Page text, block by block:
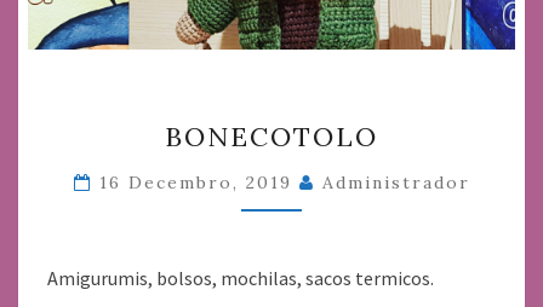
BONECOTOLO
16 Decembro, 2019 Administrador
Amigurumis, bolsos, mochilas, sacos termicos.